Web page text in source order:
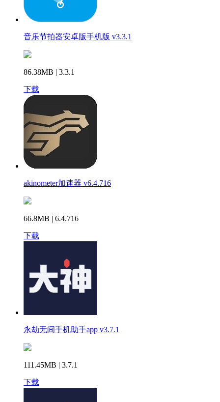
音乐节拍器安卓版手机版 v3.3.1
86.38MB | 3.3.1
下载
akinometer加速器 v6.4.716
66.8MB | 6.4.716
下载
永劫无间手机助手app v3.7.1
111.45MB | 3.7.1
下载